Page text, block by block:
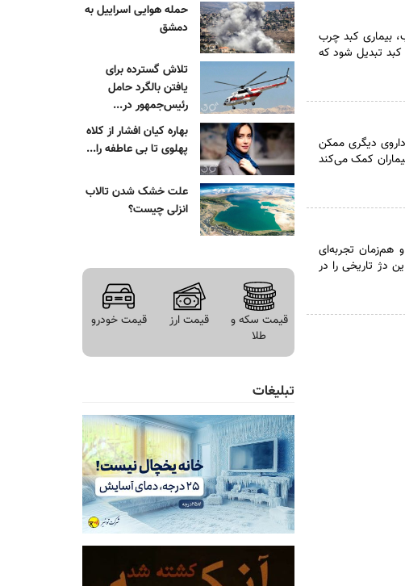
بیماری کبد چرب
کبد تبدیل شود که
دیگری ممکن
کمک می‌کند
هم‌زمان تجربه‌ای
دژ تاریخی را در
حمله هوایی اسراییل به
دمشق
تلاش گسترده برای
یافتن بالگرد حامل
رئیس‌جمهور در...
بهاره کیان افشار از کلاه
پهلوی تا بی عاطفه را...
علت خشک شدن تالاب
انزلی چیست؟
قیمت سکه و
طلا
قیمت ارز قیمت خودرو
تبلیغات